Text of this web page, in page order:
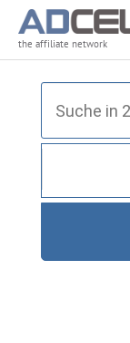
the affiliate network